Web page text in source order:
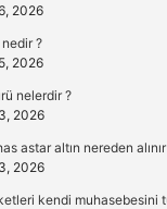
2026
?
2026
nelerdir ?
2026
astar altın nereden
2026
kendi muhasebesini